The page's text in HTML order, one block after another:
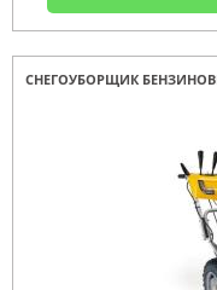
СНЕГОУБОРЩИК